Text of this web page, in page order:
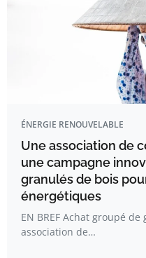
ÉNERGIE RENOUVELABLE
Une association de
une campagne
granulés de bois
énergétiques
EN BREF Achat groupé
association de…